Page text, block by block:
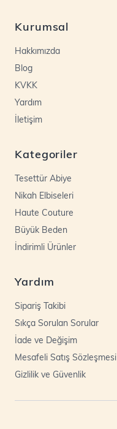
Kurumsal
Hakkımızda
Blog
KVKK
Yardım
İletişim
Kategoriler
Tesettür Abiye
Nikah Elbiseleri
Haute Couture
Büyük Beden
İndirimli Ürünler
Yardım
Sipariş Takibi
Sıkça Sorulan Sorular
İade ve Değişim
Mesafeli Satış Sözleşmesi
Gizlilik ve Güvenlik